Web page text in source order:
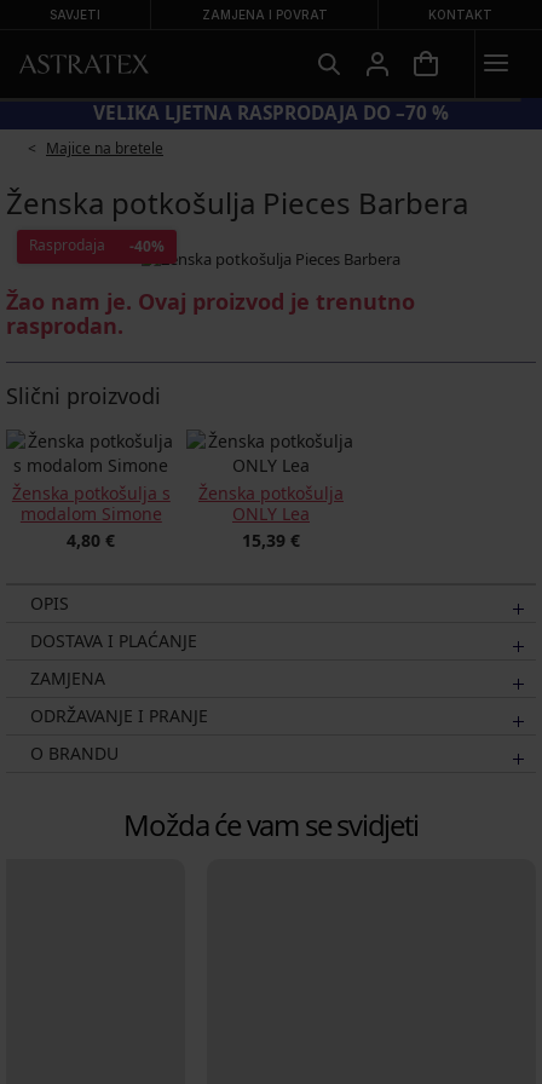
SAVJETI ZAMJENA I POVRAT KONTAKT
VELIKA LJETNA RASPRODAJA DO
Majice na bretele
Ženska potkošulja Pieces Barbera
Rasprodaja -40%
Žao nam je. Ovaj proizvod je trenutno
rasprodan.
Slični proizvodi
Ženska potkošulja s
modalom Simone
4,80 €
Ženska potkošulja
ONLY Lea
15,39 €
OPIS
DOSTAVA I PLAĆANJE
ZAMJENA
ODRŽAVANJE I PRANJE
O BRANDU
Možda će vam se svidjeti